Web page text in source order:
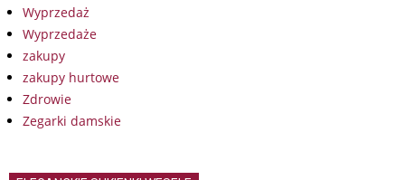
Wyprzedaż
Wyprzedaże
zakupy
zakupy hurtowe
Zdrowie
Zegarki damskie